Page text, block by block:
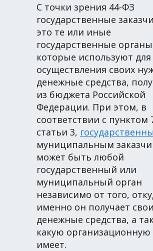
С точки зрения 44-ФЗ
государственные
это те или иные
государственные
которые используют для
осуществления своих
денежные средства,
из бюджета Российской
Федерации. При этом, в
соответствии с пунктом
статьи 3,
муниципальным
может быть любой
государственный или
муниципальный орган
независимо от того,
именно он получает свои
денежные средства, а
какую
имеет.